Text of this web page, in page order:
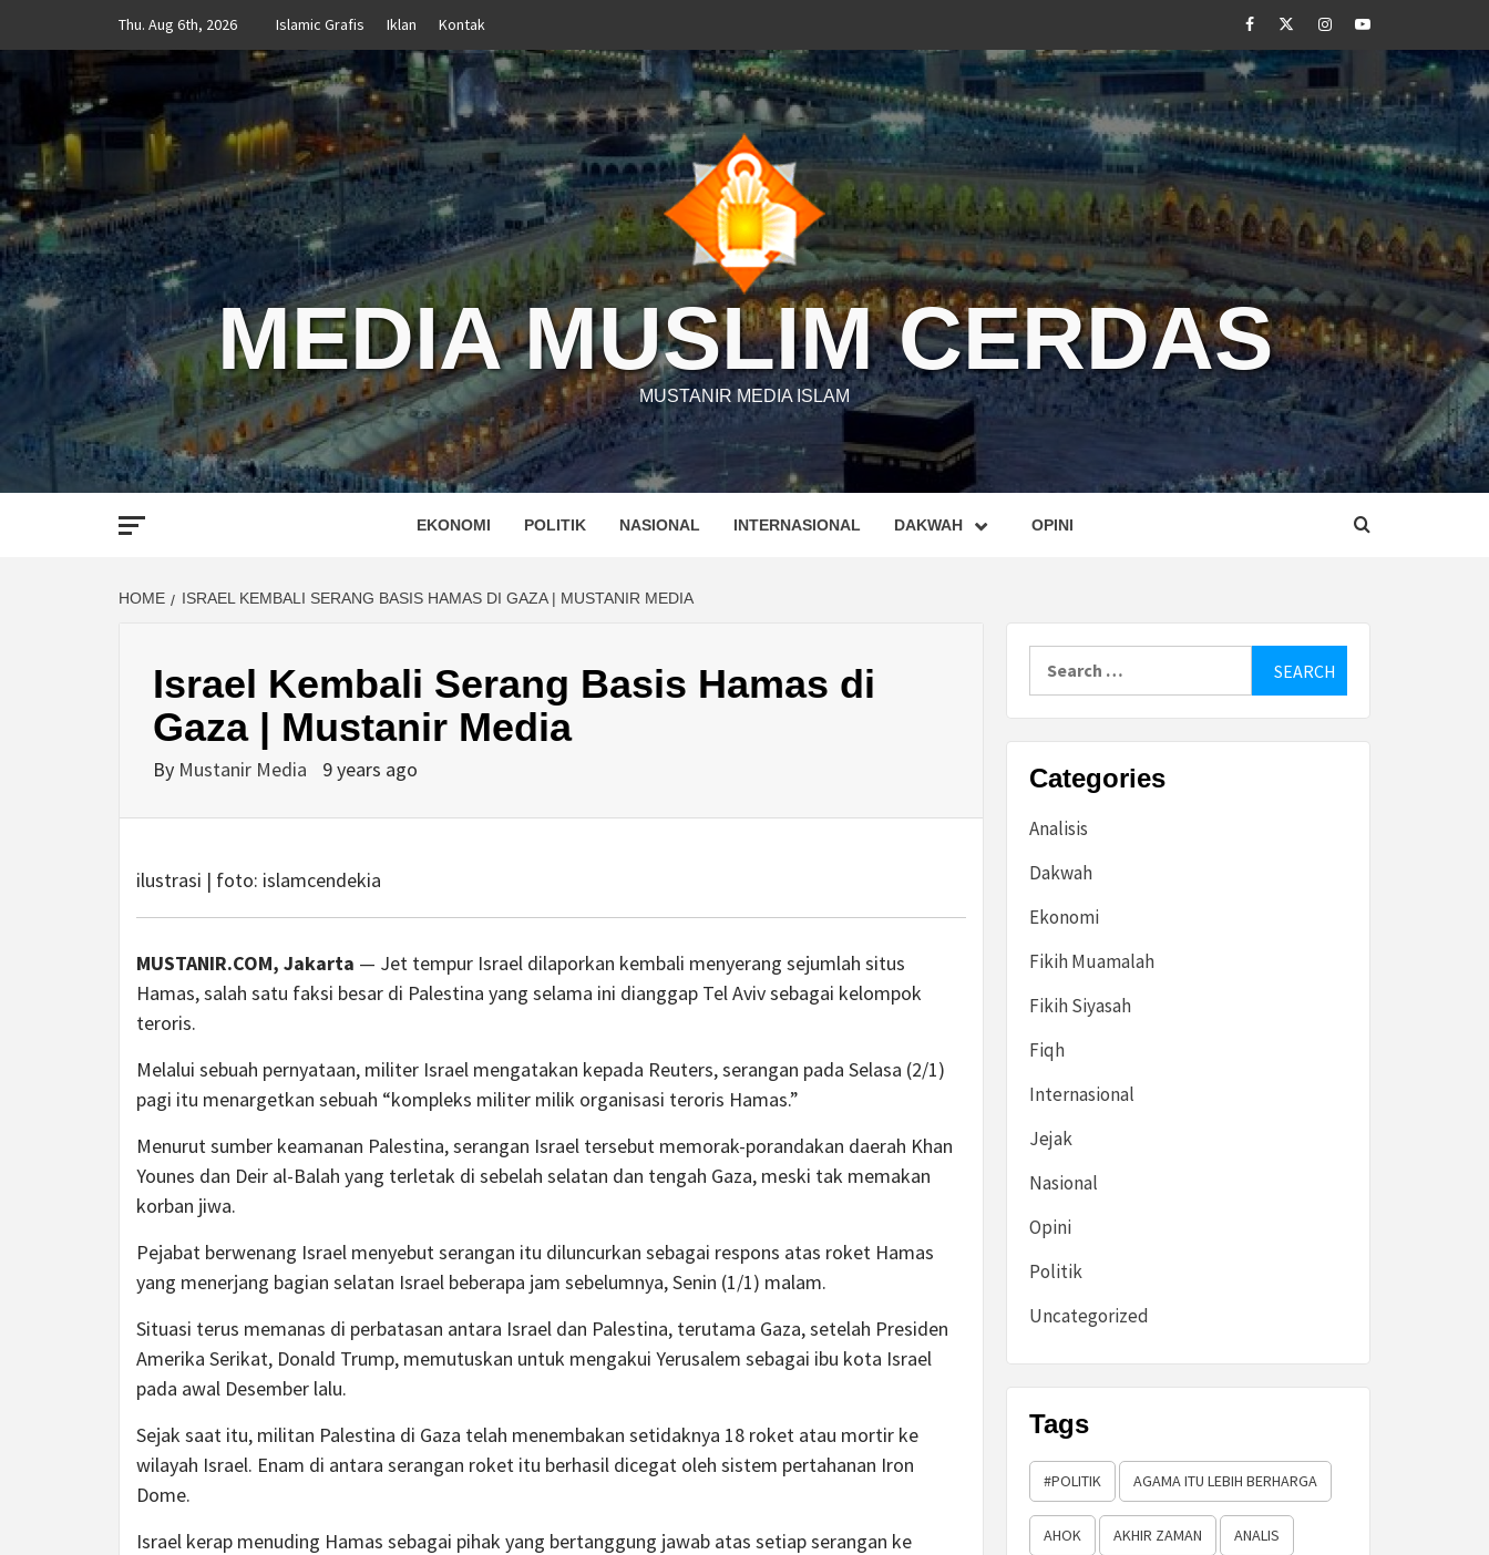
Thu. Aug 6th, 2026 Islamic Grafis Iklan Kontak FacebookTwitterInstagram
Youtube
MEDIA MUSLIM CERDAS
MUSTANIR MEDIA ISLAM
EKONOMI POLITIK NASIONAL INTERNASIONAL DAKWAH OPINI
HOME ISRAEL KEMBALI SERANG BASIS HAMAS DI GAZA | MUSTANIR MEDIA
Israel Kembali Serang Basis Hamas di
Gaza | Mustanir Media
By Mustanir Media 9 years ago
ilustrasi | foto: islamcendekia
MUSTANIR.COM, Jakarta — Jet tempur Israel dilaporkan kembali menyerang sejumlah situs
Hamas, salah satu faksi besar di Palestina yang selama ini dianggap Tel Aviv sebagai kelompok
teroris.
Melalui sebuah pernyataan, militer Israel mengatakan kepada Reuters, serangan pada Selasa (2/1)
pagi itu menargetkan sebuah “kompleks militer milik organisasi teroris Hamas.”
Menurut sumber keamanan Palestina, serangan Israel tersebut memorak-porandakan daerah Khan
Younes dan Deir al-Balah yang terletak di sebelah selatan dan tengah Gaza, meski tak memakan
korban jiwa.
Pejabat berwenang Israel menyebut serangan itu diluncurkan sebagai respons atas roket Hamas
yang menerjang bagian selatan Israel beberapa jam sebelumnya, Senin (1/1) malam.
Situasi terus memanas di perbatasan antara Israel dan Palestina, terutama Gaza, setelah Presiden
Amerika Serikat, Donald Trump, memutuskan untuk mengakui Yerusalem sebagai ibu kota Israel
pada awal Desember lalu.
Sejak saat itu, militan Palestina di Gaza telah menembakan setidaknya 18 roket atau mortir ke
wilayah Israel. Enam di antara serangan roket itu berhasil dicegat oleh sistem pertahanan Iron
Dome.
Israel kerap menuding Hamas sebagai pihak yang bertanggung jawab atas setiap serangan ke
Categories
Analisis
Dakwah
Ekonomi
Fikih Muamalah
Fikih Siyasah
Fiqh
Internasional
Jejak
Nasional
Opini
Politik
Uncategorized
Tags
#POLITIK AGAMA ITU LEBIH BERHARGA
AHOK AKHIR ZAMAN ANALIS